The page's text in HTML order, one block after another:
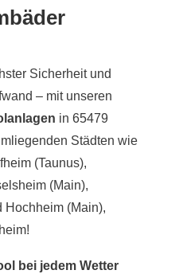
Sicherheit und
– mit unseren
in 65479
Städten wie
(Taunus),
(Main),
Hochheim (Main),
bei jedem Wetter